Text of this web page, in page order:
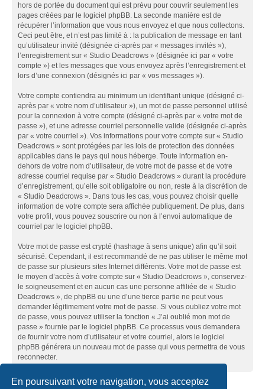
En poursuivant votre navigation, vous acceptez
hors de portée du document qui est prévu pour couvrir seulement les
pages créées par le logiciel phpBB. La seconde manière est de
récupérer l’information que vous nous envoyez et que nous collectons.
Ceci peut être, et n’est pas limité à : la publication de message en tant
qu’utilisateur invité (désignée ci-après par « messages invités »),
l’enregistrement sur « Studio Deadcrows » (désignée ici par « votre
compte ») et les messages que vous envoyez après l’enregistrement et
lors d’une connexion (désignés ici par « vos messages »).
Votre compte contiendra au minimum un identifiant unique (désigné ci-
après par « votre nom d’utilisateur »), un mot de passe personnel utilisé
pour la connexion à votre compte (désigné ci-après par « votre mot de
passe »), et une adresse courriel personnelle valide (désignée ci-après
par « votre courriel »). Vos informations pour votre compte sur « Studio
Deadcrows » sont protégées par les lois de protection des données
applicables dans le pays qui nous héberge. Toute information en-
dehors de votre nom d’utilisateur, de votre mot de passe et de votre
adresse courriel requise par « Studio Deadcrows » durant la procédure
d’enregistrement, qu’elle soit obligatoire ou non, reste à la discrétion de
« Studio Deadcrows ». Dans tous les cas, vous pouvez choisir quelle
information de votre compte sera affichée publiquement. De plus, dans
votre profil, vous pouvez souscrire ou non à l’envoi automatique de
courriel par le logiciel phpBB.
Votre mot de passe est crypté (hashage à sens unique) afin qu’il soit
sécurisé. Cependant, il est recommandé de ne pas utiliser le même mot
de passe sur plusieurs sites Internet différents. Votre mot de passe est
le moyen d’accès à votre compte sur « Studio Deadcrows », conservez-
le soigneusement et en aucun cas une personne affiliée de « Studio
Deadcrows », de phpBB ou une d’une tierce partie ne peut vous
demander légitimement votre mot de passe. Si vous oubliez votre mot
de passe, vous pouvez utiliser la fonction « J’ai oublié mon mot de
passe » fournie par le logiciel phpBB. Ce processus vous demandera
de fournir votre nom d’utilisateur et votre courriel, alors le logiciel
phpBB générera un nouveau mot de passe qui vous permettra de vous
reconnecter.